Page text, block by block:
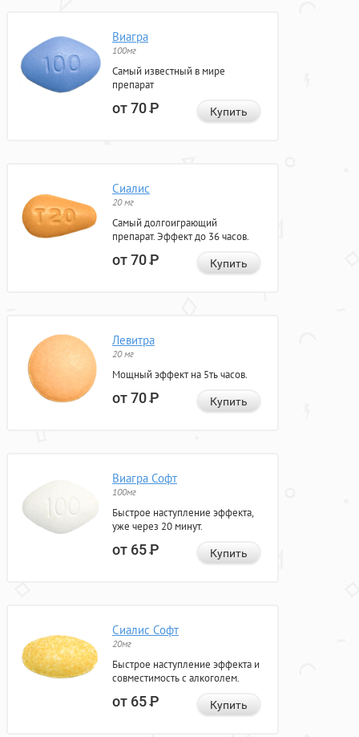
Виагра
100мг
Самый известный в мире
препарат
от 70Р Купить
Сиалис
20 мг
Самый долгоиграющий
препарат. Эффект до 36 часов.
от 70Р Купить
Левитра
20 мг
Мощный эффект на 5ть часов.
от 70Р Купить
Виагра Софт
100мг
Быстрое наступление эффекта,
уже через 20 минут.
от 65Р Купить
Сиалис Софт
20мг
Быстрое наступление эффекта и
совместимость с алкоголем.
от 65Р Купить